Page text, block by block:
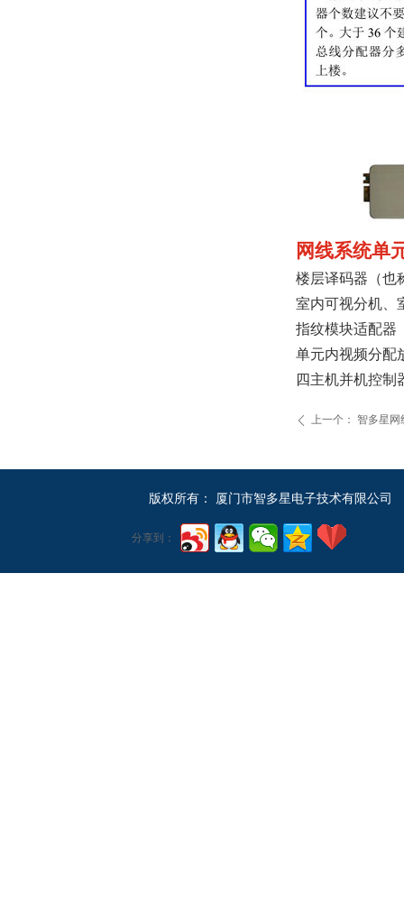
ꄴ 上一个： 智多星网
网线系统单
楼层译码器（也
室内可视分机、
指纹模块适配器
单元内视频分配
四主机并机控制
版权所有： 厦门市智多星电子技术有限公司
分享到：